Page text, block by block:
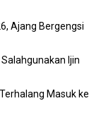
Ajang Bergengsi
Ijin
Masuk ke